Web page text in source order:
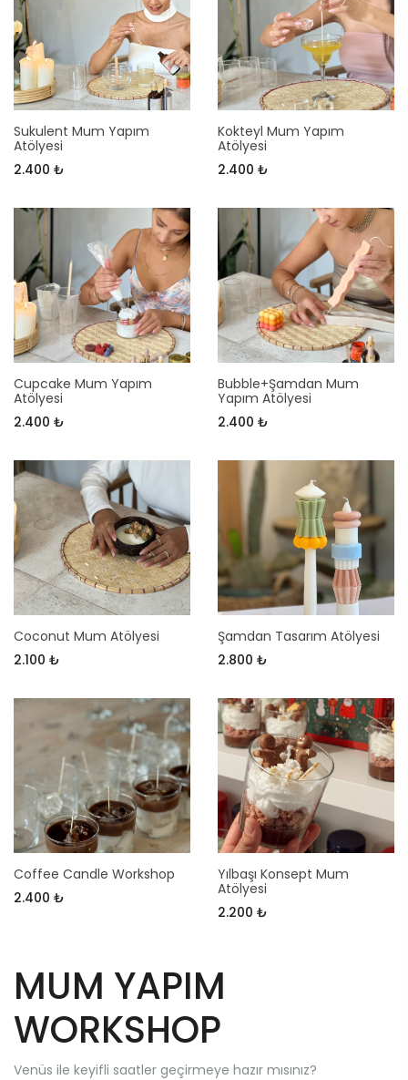
Sukulent Mum Yapım
Atölyesi
2.400 ₺
Kokteyl Mum Yapım
Atölyesi
2.400 ₺
Cupcake Mum Yapım
Atölyesi
2.400 ₺
Bubble+Şamdan Mum
Yapım Atölyesi
2.400 ₺
Coconut Mum Atölyesi
2.100 ₺
Şamdan Tasarım Atölyesi
2.800 ₺
Coffee Candle Workshop
2.400 ₺
Yılbaşı Konsept Mum
Atölyesi
2.200 ₺
MUM YAPIM
WORKSHOP
Venüs ile keyifli saatler geçirmeye hazır mısınız?